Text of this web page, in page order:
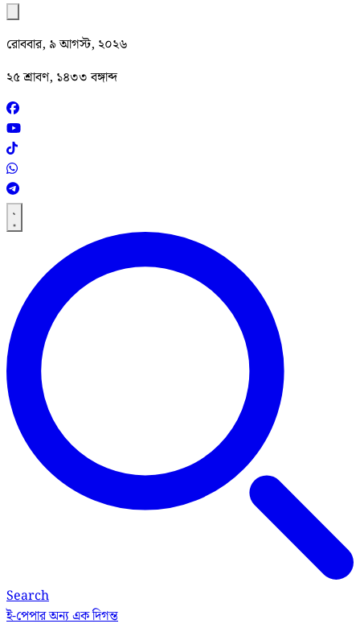
রোববার, ৯ আগস্ট, ২০২৬
২৫ শ্রাবণ, ১৪৩৩ বঙ্গাব্দ
Search
ই-পেপারঅন্য এক দিগন্ত